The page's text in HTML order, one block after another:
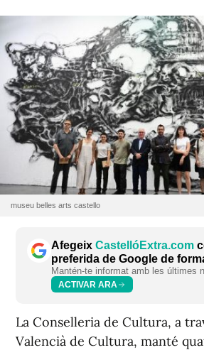
museu belles arts castello
Afegeix CastellóExtra.com
preferida de Google de
Mantén-te informat amb les últimes
ACTIVAR ARA
La Conselleria de Cultura, a
Valencià de Cultura, manté